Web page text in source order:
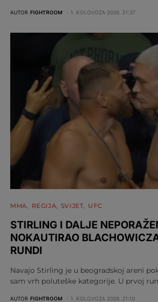
AUTOR FIGHTROOM 1. KOLOVOZA 2026. 21:37
MMA REGIJA SVIJET UFC
STIRLING I DALJE
NOKAUTIRAO
RUNDI
Navajo Stirling je u beogradskoj areni
sam vrh poluteške kategorije. U prvoj
AUTOR FIGHTROOM 1. KOLOVOZA 2026. 21:10